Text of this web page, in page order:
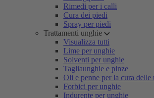
Rimedi per i calli
Cura dei piedi
Spray per piedi
Trattamenti unghie
Visualizza tutti
Lime per unghie
Solventi per unghie
Tagliaunghie e pinze
Oli e penne per la cura delle
Forbici per unghie
Indurente per unghie